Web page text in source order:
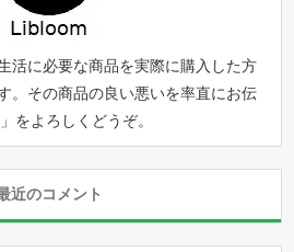
活に必要な商品を実際に購入した方
。その商品の良い悪いを率直にお伝
」をよろしくどうぞ。
近のコメント